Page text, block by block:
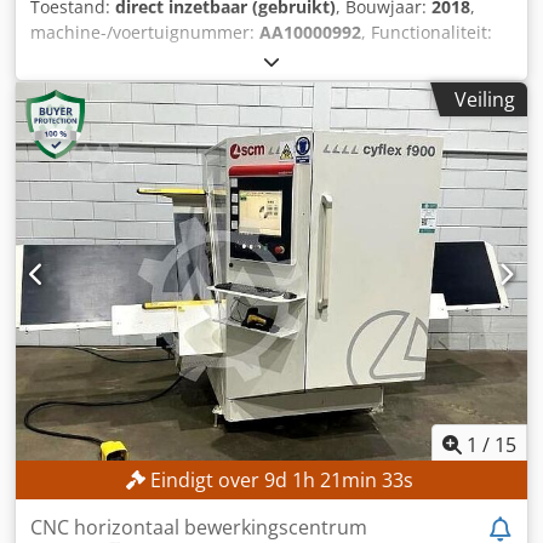
Toestand: direct inzetbaar (gebruikt), Bouwjaar: 2018,
machine-/voertuignummer: AA10000992, Functionaliteit:
, TECHNISCHE GEGEVENS Tafellengte:
5.020 mm Tafelbreedte: 1.380 mm Werkgebied X-as: 5.020
mm Werkgebied Y-as: 1.300 mm Werkgebied Z-as: 250 mm
Verplaatsingsbereik X-as: 5.400 mm Verplaatsingsbereik Y-
as: 1.650 mm Verplaatsingsbereik Z-as: 450 mm
Vectorbewegingssnelheid X/Y: 35 m/min Maximale
snelheid X-as: 25 m/min (?) Snelle verplaatsing X-as: 90
m/min (?) Maximale snelheid Y-as: 90 m/min Maximale
snelheid Z-as: 30 m/min Aantal freesspindels: 2 stuks
Gereedschapspan systeem: HSK-F63 Freesspindel 1 Aantal
bestuurbare assen: 3 stuks Spindeltoerental: 6.000 –
18.000 tpm Hoofdmotorvermogen: 15 kW Freesspindel 2
Aantal bestuurbare assen: 3 stuks Spindeltoerental: 600 –
24.000 tpm Hoofdmotorvermogen: 12 kW
Gereedschapswisselingen: 12 stuks MACHINEGEGEVENS
Afmetingen en gewicht Afmetingen (L x B x H): 9.000 x
4.500 x 3.000 mm Totaal gewicht: 7.500 kg
Machinebesturing: KVARA Besturingssysteem: Windows
Embedded Standard 7, 64-bit Processor: Intel Pentium, 2,9
Veiling
1 / 15
Eindigt over9d 1h 21min 31s
CNC horizontaal bewerkingscentrum